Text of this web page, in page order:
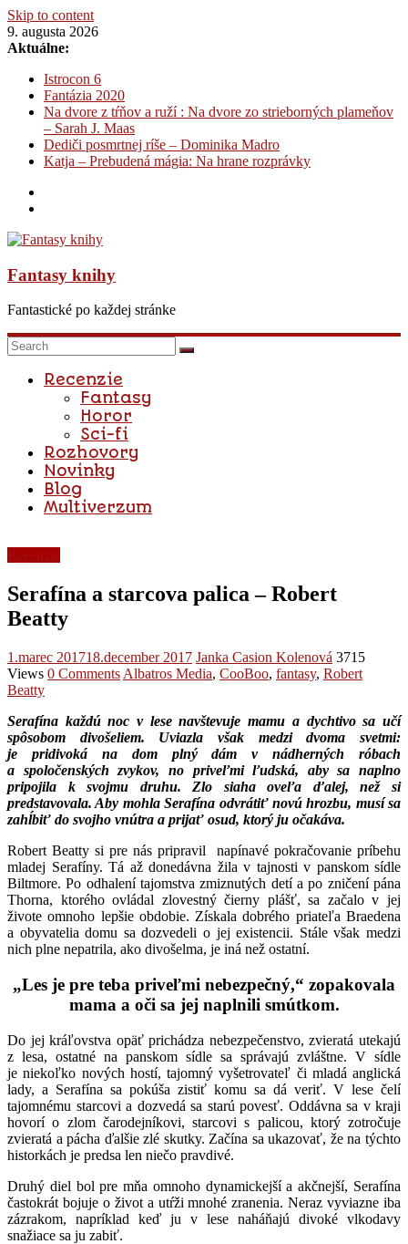
Skip to content
9. augusta 2026
Aktuálne:
Istrocon 6
Fantázia 2020
Na dvore z tŕňov a ruží : Na dvore zo strieborných plameňov
– Sarah J. Maas
Dediči posmrtnej ríše – Dominika Madro
Katja – Prebudená mágia: Na hrane rozprávky
Fantasy knihy
Fantastické po každej stránke
Recenzie
Fantasy
Horor
Sci-fi
Rozhovory
Novinky
Blog
Multiverzum
Serafína a starcova palica – Robert
Beatty
1.marec 201718.december 2017 Janka Casion Kolenová 3715
Views 0 Comments Albatros Media, CooBoo, fantasy, Robert
Beatty
Serafína každú noc v lese navštevuje mamu a dychtivo sa učí
spôsobom divošeliem. Uviazla však medzi dvoma svetmi:
je pridivoká na dom plný dám v nádherných róbach
a spoločenských zvykov, no priveľmi ľudská, aby sa naplno
pripojila k svojmu druhu. Zlo siaha oveľa ďalej, než si
predstavovala. Aby mohla Serafína odvrátiť novú hrozbu, musí sa
zahĺbiť do svojho vnútra a prijať osud, ktorý ju očakáva.
Robert Beatty si pre nás pripravil napínavé pokračovanie príbehu
mladej Serafíny. Tá až donedávna žila v tajnosti v panskom sídle
Biltmore. Po odhalení tajomstva zmiznutých detí a po zničení pána
Thorna, ktorého ovládal zlovestný čierny plášť, sa začalo v jej
živote omnoho lepšie obdobie. Získala dobrého priateľa Braedena
a obyvatelia domu sa dozvedeli o jej existencii. Stále však medzi
nich plne nepatrila, ako divošelma, je iná než ostatní.
„Les je pre teba priveľmi nebezpečný,“ zopakovala
mama a oči sa jej naplnili smútkom.
Do jej kráľovstva opäť prichádza nebezpečenstvo, zvieratá utekajú
z lesa, ostatné na panskom sídle sa správajú zvláštne. V sídle
je niekoľko nových hostí, tajomný vyšetrovateľ či mladá anglická
lady, a Serafína sa pokúša zistiť komu sa dá veriť. V lese čelí
tajomnému starcovi a dozvedá sa starú povesť. Oddávna sa v kraji
hovorí o zlom čarodejníkovi, starcovi s palicou, ktorý zotročuje
zvieratá a pácha ďalšie zlé skutky. Začína sa ukazovať, že na týchto
historkách je predsa len niečo pravdivé.
Druhý diel bol pre mňa omnoho dynamickejší a akčnejší, Serafína
častokrát bojuje o život a utŕži mnohé zranenia. Neraz vyviazne iba
zázrakom, napríklad keď ju v lese naháňajú divoké vlkodavy
snažiace sa ju zabiť.